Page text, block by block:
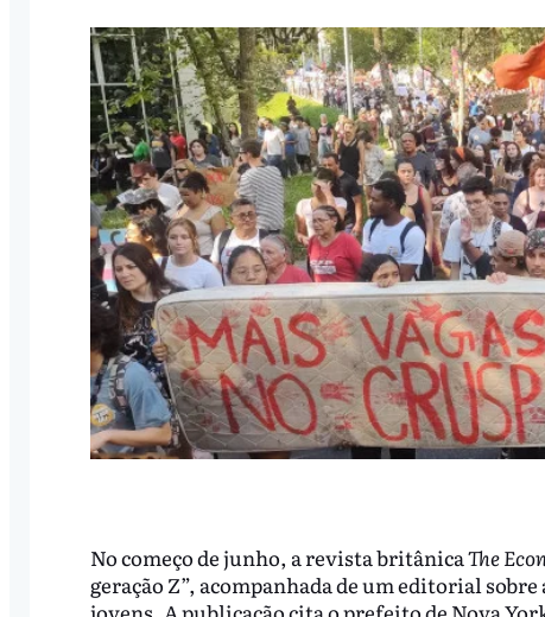
No começo de junho, a revista britânicaThe
geração Z”, acompanhada de um editorial